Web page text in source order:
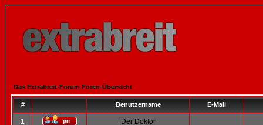
Das Extrabreit-Forum Foren-Übersicht
# Benutzername E-Mail
1 Der Doktor